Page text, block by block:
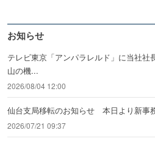
お知らせ
テレビ東京「アンパラレルド」に当社
山の機...
2026/08/04 12:00
仙台支局移転のお知らせ 本日より新事
2026/07/21 09:37